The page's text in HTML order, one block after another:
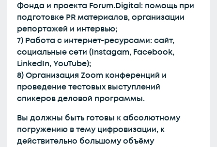
Фонда и проекта Forum.Digital: помощь при
подготовке PR материалов, организации
репортажей и интервью;
7) Работа с интернет-ресурсами: сайт,
социальные сети (Instagam, Facebook,
LinkedIn, YouTube);
8) Организация Zoom конференций и
проведение тестовых выступлений
спикеров деловой программы.
Вы должны быть готовы к абсолютному
погружению в тему цифровизации, к
действительно большому объёму